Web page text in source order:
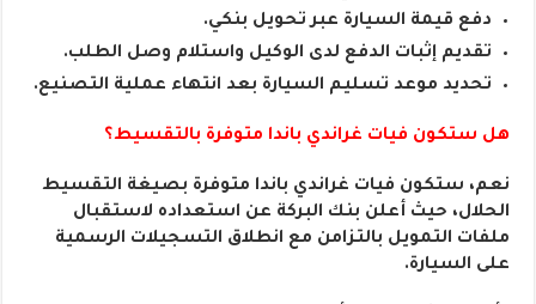
دفع قيمة السيارة عبر تحويل بنكي.
تقديم إثبات الدفع لدى الوكيل واستلام وصل الطلب.
تحديد موعد تسليم السيارة بعد انتهاء عملية التصنيع.
هل ستكون فيات غراندي باندا متوفرة بالتقسيط؟
نعم، ستكون فيات غراندي باندا متوفرة بصيغة التقسيط
الحلال، حيث أعلن بنك البركة عن استعداده لاستقبال
ملفات التمويل بالتزامن مع انطلاق التسجيلات الرسمية
على السيارة.